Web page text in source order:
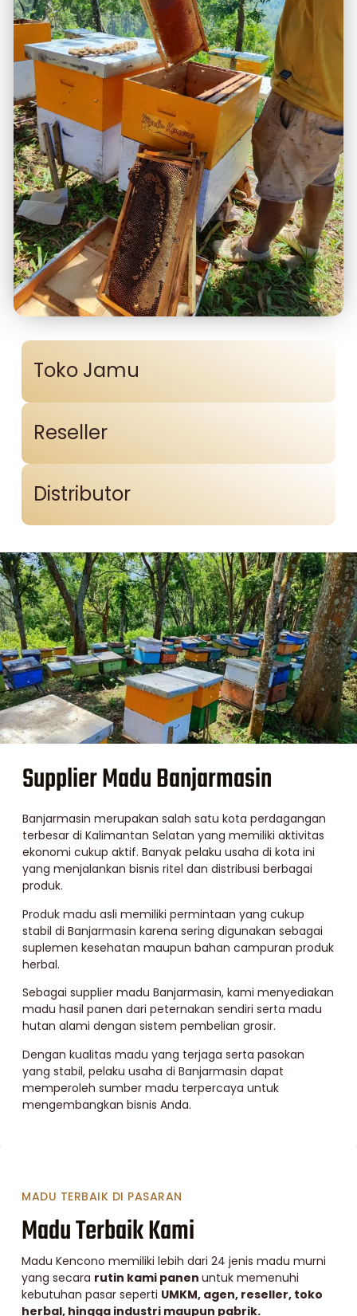
Toko Jamu
Reseller
Distributor
Supplier Madu Banjarmasin
Banjarmasin merupakan salah satu kota perdagangan
terbesar di Kalimantan Selatan yang memiliki aktivitas
ekonomi cukup aktif. Banyak pelaku usaha di kota ini
yang menjalankan bisnis ritel dan distribusi berbagai
produk.
Produk madu asli memiliki permintaan yang cukup
stabil di Banjarmasin karena sering digunakan sebagai
suplemen kesehatan maupun bahan campuran produk
herbal.
Sebagai supplier madu Banjarmasin, kami menyediakan
madu hasil panen dari peternakan sendiri serta madu
hutan alami dengan sistem pembelian grosir.
Dengan kualitas madu yang terjaga serta pasokan
yang stabil, pelaku usaha di Banjarmasin dapat
memperoleh sumber madu terpercaya untuk
mengembangkan bisnis Anda.
MADU TERBAIK DI PASARAN
Madu Terbaik Kami
Madu Kencono memiliki lebih dari 24 jenis madu murni
yang secara rutin kami panen untuk memenuhi
kebutuhan pasar seperti UMKM, agen, reseller, toko
herbal, hingga industri maupun pabrik.